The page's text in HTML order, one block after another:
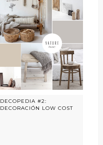
DECOPEDIA #2:
DECORACIÓN LOW COST